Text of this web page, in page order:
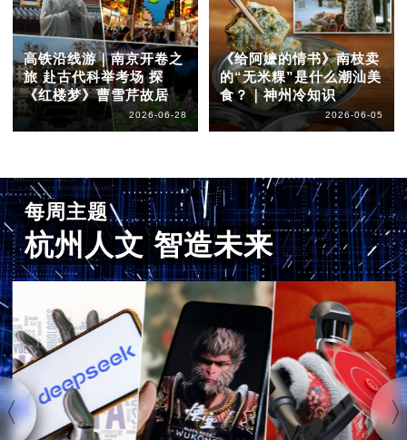
高铁沿线游｜南京开卷之
旅 赴古代科举考场 探
《红楼梦》曹雪芹故居
2026-06-28
《给阿嬷的情书》南枝卖
的“无米粿”是什么潮汕美
食？｜神州冷知识
2026-06-05
每周主题
杭州人文 智造未来